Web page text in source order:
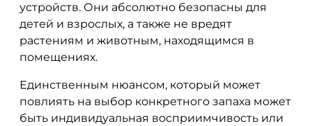
устройств. Они абсолютно безопасны для
детей и взрослых, а также не вредят
растениям и животным, находящимся в
помещениях.
Единственным нюансом, который может
повлиять на выбор конкретного запаха может
быть индивидуальная восприимчивость или